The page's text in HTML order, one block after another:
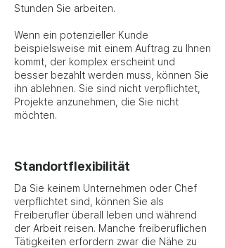
Stunden Sie arbeiten.
Wenn ein potenzieller Kunde
beispielsweise mit einem Auftrag zu Ihnen
kommt, der komplex erscheint und
besser bezahlt werden muss, können Sie
ihn ablehnen. Sie sind nicht verpflichtet,
Projekte anzunehmen, die Sie nicht
möchten.
Standortflexibilität
Da Sie keinem Unternehmen oder Chef
verpflichtet sind, können Sie als
Freiberufler überall leben und während
der Arbeit reisen. Manche freiberuflichen
Tätigkeiten erfordern zwar die Nähe zu